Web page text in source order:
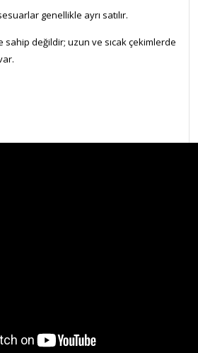
genellikle ayrı satılır.
değildir; uzun ve sıcak çekimlerde